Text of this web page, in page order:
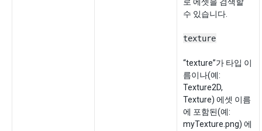
수 있습니다.
texture
“texture”가 타입 이
름이나(예:
Texture2D,
Texture) 에셋 이름
에 포함된(예:
myTexture.png) 에